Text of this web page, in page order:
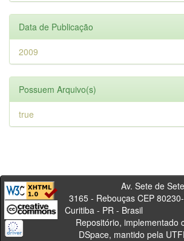
Data de Publicação
2009
Possuem Arquivo(s)
true
Av. Sete de
3165 - Rebouças CEP
Curitiba - PR -
Repositório, implementado
DSpace, mantido pela